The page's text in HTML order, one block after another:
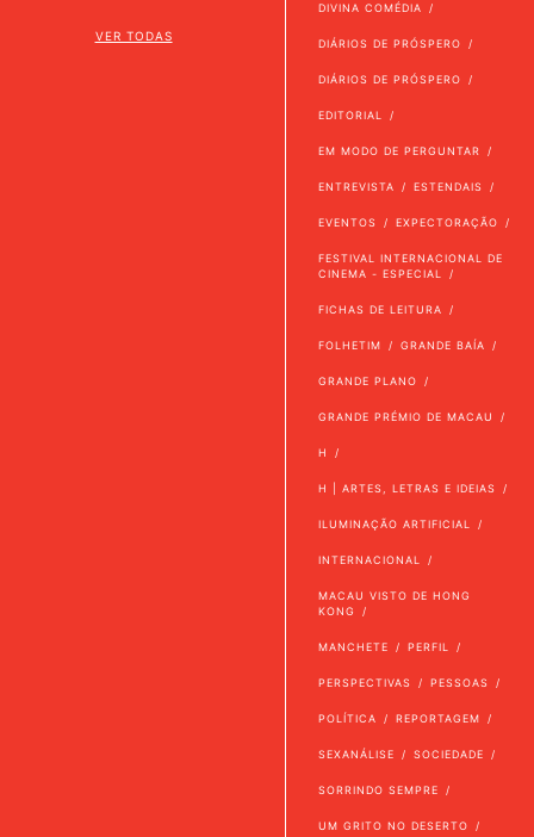
VER TODAS
DIVINA COMÉDIA
DIÁRIOS DE PRÓSPERO
DIÁRIOS DE PRÓSPERO
EDITORIAL
EM MODO DE PERGUNTAR
ENTREVISTA ESTENDAIS
EVENTOS EXPECTORAÇÃO
FESTIVAL INTERNACIONAL DE
CINEMA - ESPECIAL
FICHAS DE LEITURA
FOLHETIM GRANDE BAÍA
GRANDE PLANO
GRANDE PRÉMIO DE MACAU
H
H | ARTES, LETRAS E IDEIAS
ILUMINAÇÃO ARTIFICIAL
INTERNACIONAL
MACAU VISTO DE HONG
KONG
MANCHETE PERFIL
PERSPECTIVAS PESSOAS
POLÍTICA REPORTAGEM
SEXANÁLISE SOCIEDADE
SORRINDO SEMPRE
UM GRITO NO DESERTO